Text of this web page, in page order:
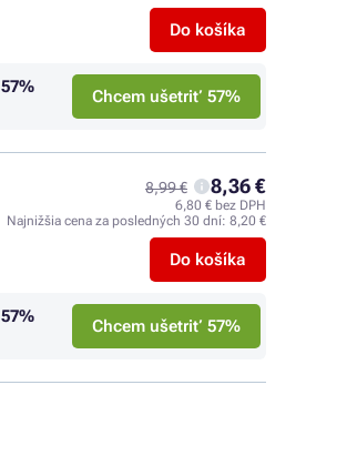
Do košíka
57%
Chcem ušetriť 57%
8,99 € 8,36 €
6,80 € bez DPH
Najnižšia cena za posledných 30 dní: 8,20 €
Do košíka
57%
Chcem ušetriť 57%